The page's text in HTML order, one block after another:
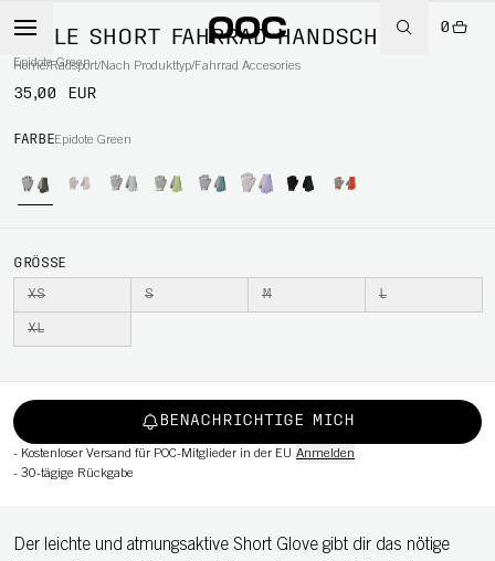
0
Home/Radsport/Nach Produkttyp/Fahrrad Accesories
AGILE SHORT FAHRRAD HANDSCHUHE
Epidote Green
35,00 EUR
FARBEEpidote Green
GRÖSSE
XS S M L
XL
BENACHRICHTIGE MICH
- Kostenloser Versand für POC-Mitglieder in der EU Anmelden
- 30-tägige Rückgabe
Der leichte und atmungsaktive Short Glove gibt dir das nötige